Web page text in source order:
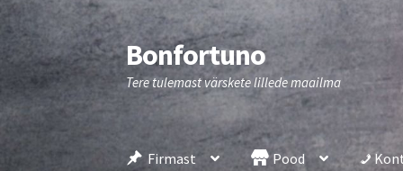
Liigu
navigeerimisele
Liigu
sisu
juurde
Bonfortuno
Tere tulemast värskete lillede maailma
Firmast Pood